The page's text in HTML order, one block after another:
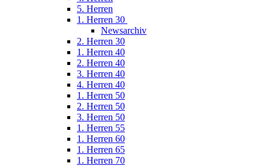
5. Herren
1. Herren 30
Newsarchiv
2. Herren 30
1. Herren 40
2. Herren 40
3. Herren 40
4. Herren 40
1. Herren 50
2. Herren 50
3. Herren 50
1. Herren 55
1. Herren 60
1. Herren 65
1. Herren 70